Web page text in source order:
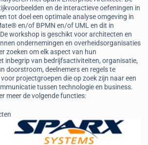
en de interactieve oefeningen in
tot doel een optimale analyse omgeving in
en/of BPMN en/of UML en dit in
workshop is geschikt voor architecten en
ondernemingen en overheidsorganisaties
zoeken om elk aspect van hun
inbegrip van bedrijfsactiviteiten, organisatie,
doorstroom, deelnemers en regels te
projectgroepen die op zoek zijn naar een
tussen technologie en business.
meer de volgende functies: